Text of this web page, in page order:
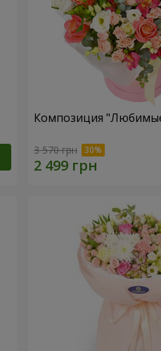
Композиция
3 570 грн